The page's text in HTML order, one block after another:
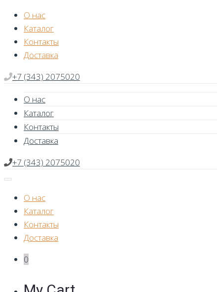
Skip
content
О нас
Каталог
Контакты
Доставка
+7 (343) 2075020
О нас
Каталог
Контакты
Доставка
+7 (343) 2075020
О нас
Каталог
Контакты
Доставка
0